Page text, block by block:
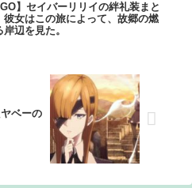
】セイバーリリイの絆礼装まと
彼女はこの旅によって、故郷の燃
岸辺を見た。
ベーの